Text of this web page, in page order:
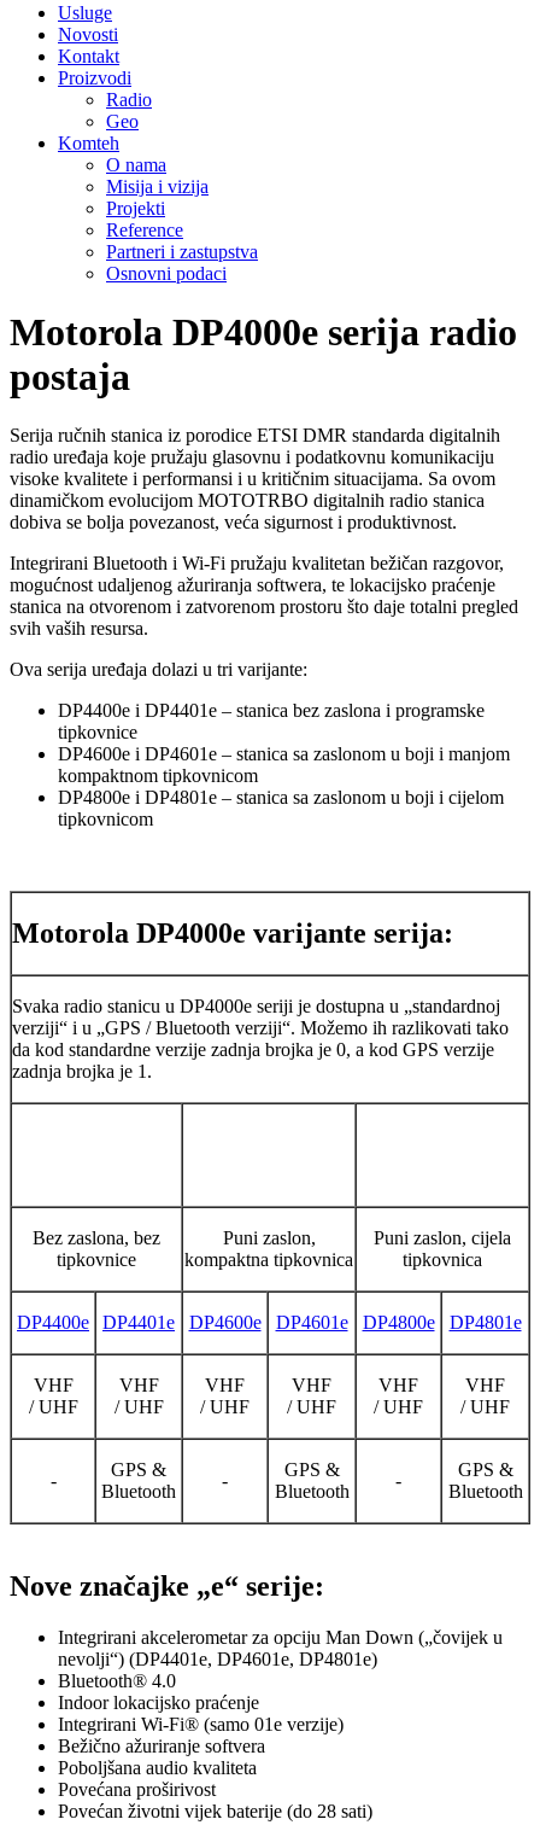
Usluge
Novosti
Kontakt
Proizvodi
Radio
Geo
Komteh
O nama
Misija i vizija
Projekti
Reference
Partneri i zastupstva
Osnovni podaci
Motorola DP4000e serija radio
postaja
Serija ručnih stanica iz porodice ETSI DMR standarda digitalnih
radio uređaja koje pružaju glasovnu i podatkovnu komunikaciju
visoke kvalitete i performansi i u kritičnim situacijama. Sa ovom
dinamičkom evolucijom MOTOTRBO digitalnih radio stanica
dobiva se bolja povezanost, veća sigurnost i produktivnost.
Integrirani Bluetooth i Wi-Fi pružaju kvalitetan bežičan razgovor,
mogućnost udaljenog ažuriranja softwera, te lokacijsko praćenje
stanica na otvorenom i zatvorenom prostoru što daje totalni pregled
svih vaših resursa.
Ova serija uređaja dolazi u tri varijante:
DP4400e i DP4401e – stanica bez zaslona i programske
tipkovnice
DP4600e i DP4601e – stanica sa zaslonom u boji i manjom
kompaktnom tipkovnicom
DP4800e i DP4801e – stanica sa zaslonom u boji i cijelom
tipkovnicom
Motorola DP4000e varijante serija:
Svaka radio stanicu u DP4000e seriji je dostupna u „standardnoj
verziji“ i u „GPS / Bluetooth verziji“. Možemo ih razlikovati tako
da kod standardne verzije zadnja brojka je 0, a kod GPS verzije
zadnja brojka je 1.
Bez zaslona, bez
tipkovnice
Puni zaslon,
kompaktna tipkovnica
Puni zaslon, cijela
tipkovnica
DP4400e DP4401e DP4600e DP4601e DP4800e DP4801e
VHF
/ UHF
VHF
/ UHF
VHF
/ UHF
VHF
/ UHF
VHF
/ UHF
VHF
/ UHF
-
GPS &
Bluetooth
-
GPS &
Bluetooth
-
GPS &
Bluetooth
Nove značajke „e“ serije:
Integrirani akcelerometar za opciju Man Down („čovijek u
nevolji“) (DP4401e, DP4601e, DP4801e)
Bluetooth® 4.0
Indoor lokacijsko praćenje
Integrirani Wi-Fi® (samo 01e verzije)
Bežično ažuriranje softvera
Poboljšana audio kvaliteta
Povećana proširivost
Povećan životni vijek baterije (do 28 sati)